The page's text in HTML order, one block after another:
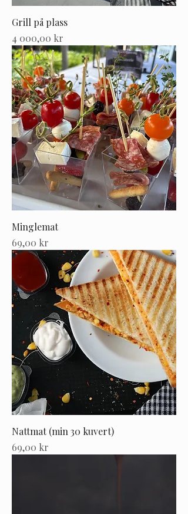
Grill på plass
Pris
4 000,00 kr
Minglemat
Pris
69,00 kr
Nattmat (min 30 kuvert)
Pris
69,00 kr